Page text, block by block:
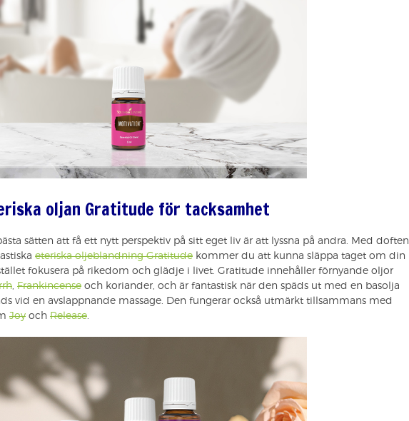
oljan Gratitude för tacksamhet
sätten att få ett nytt perspektiv på sitt eget liv är att lyssna på andra. Med doften
eteriska oljeblandning Gratitude kommer du att kunna släppa taget om din
fokusera på rikedom och glädje i livet. Gratitude innehåller förnyande oljor
Frankincense och koriander, och är fantastisk när den späds ut med en basolja
vid en avslappnande massage. Den fungerar också utmärkt tillsammans med
Joy och Release